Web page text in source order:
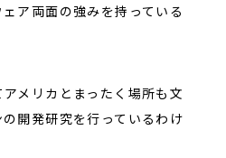
ア両面の強みを持っている
メリカとまったく場所も文
開発研究を行っているわけ